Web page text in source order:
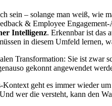
sein – solange man weiß, wie
& Employee
Intelligenz. Erkennbar ist das
in diesem Umfeld lernen,
Transformation: Sie ist zwar
gekonnt angewendet
geht es immer wieder
wer die versteht, kann den